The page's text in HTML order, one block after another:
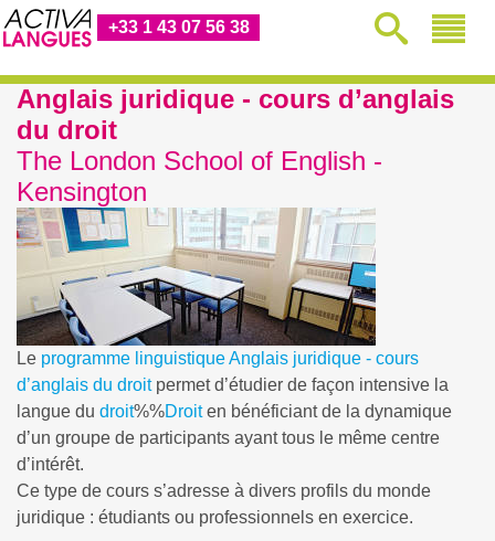
+33 1 43 07 56 38
Anglais juridique - cours d’anglais
du droit
The London School of English -
Kensington
Le programme linguistiqueAnglais juridique - cours
d’anglais du droitpermet d’étudier de façon intensive la
langue du droit%%Droiten bénéficiant de la dynamique
d’un groupe de participants ayant tous le même centre
d’intérêt.
Ce type de cours s’adresse à divers profils du monde
juridique : étudiants ou professionnels en exercice.